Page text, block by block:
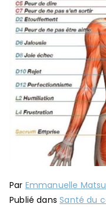
Par Emmanuelle
Publié dansSanté du